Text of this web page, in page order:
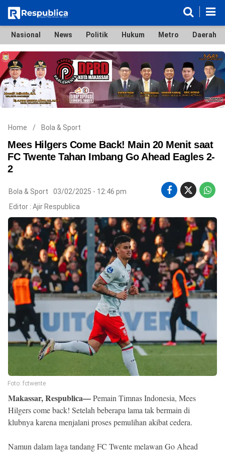
Nasional
News
Politik
Hukum
Metro
Daerah
Ekonomi & Bisnis
Lifestyle
Otomotif
Bola & Sport
Edukasi
Tokoh
Hiburan
2026
Respublica
.
Right
Reserved
Nasional News Politik Hukum Metro Daerah
Home / Bola & Sport
Mees Hilgers Come Back! Main 20 Menit saat
FC Twente Tahan Imbang Go Ahead Eagles 2-
2
Bola & Sport
03/02/2025 - 12:46 pm
Editor : Ajir Respublica
Foto: fctwente
Makassar, Respublica—Pemain Timnas Indonesia, Mees
Hilgers come back! Setelah beberapa lama tak bermain di
klubnya karena menjalani proses pemulihan akibat cedera.
Namun dalam laga tandang FC Twente melawan Go Ahead